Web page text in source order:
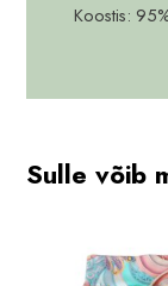
Koostis:
Sulle võib